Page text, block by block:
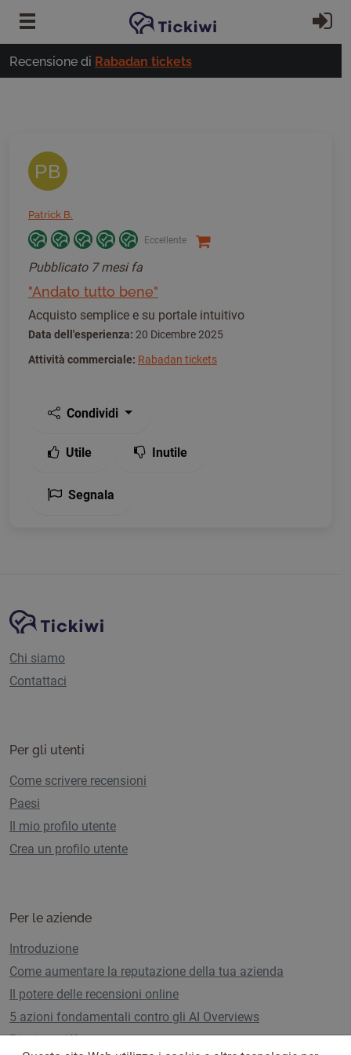
Vai al contenuto principale
Recensione di Rabadan tickets
PB
Patrick B.
Eccellente
Pubblicato 7 mesi fa
"Andato tutto bene"
Acquisto semplice e su portale intuitivo
Data dell'esperienza: 20 Dicembre 2025
Attività commerciale: Rabadan tickets
Condividi
Utile Inutile
Segnala
Navigazione del sito
Piattaforma Tickiwi
Chi siamo
Contattaci
Per gli utenti
Come scrivere recensioni
Paesi
Il mio profilo utente
Crea un profilo utente
Per le aziende
Introduzione
Come aumentare la reputazione della tua azienda
Il potere delle recensioni online
5 azioni fondamentali contro gli AI Overviews
Piani e tariffe